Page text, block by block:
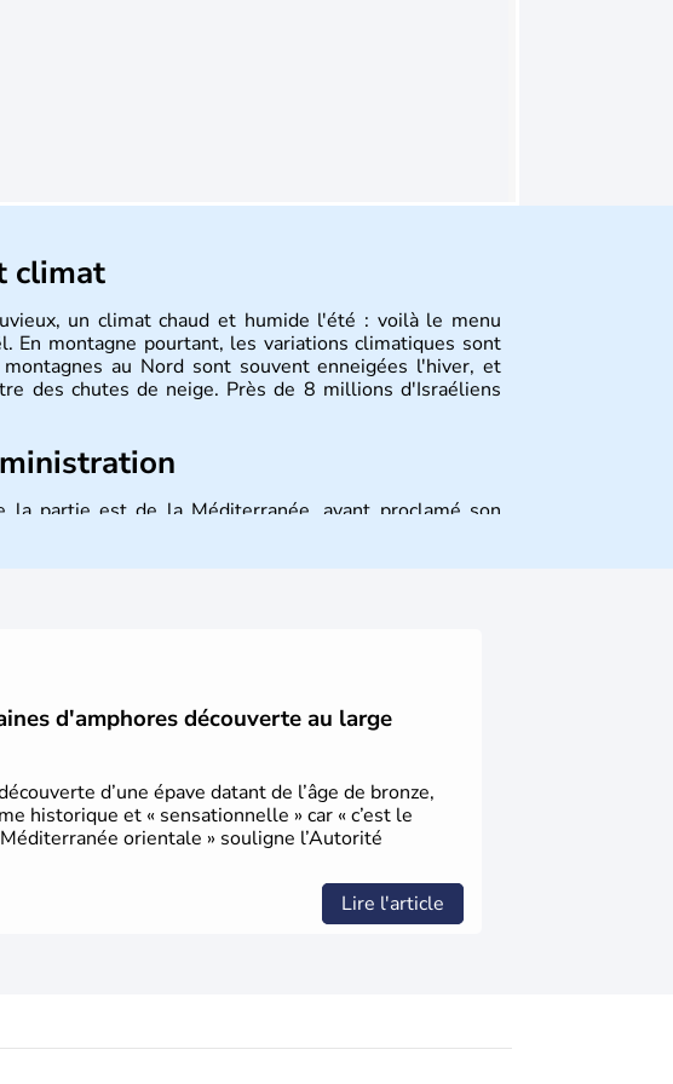
climat
un climat chaud et humide l'été : voilà le menu
En montagne pourtant, les variations climatiques sont
au Nord sont souvent enneigées l'hiver, et
des chutes de neige. Près de 8 millions d'Israéliens
la partie est de la Méditerranée, ayant proclamé son
d'amphores découverte au large
d’une épave datant de l’âge de bronze,
historique et « sensationnelle » car « c’est le
orientale » souligne l’Autorité
Lire l'article